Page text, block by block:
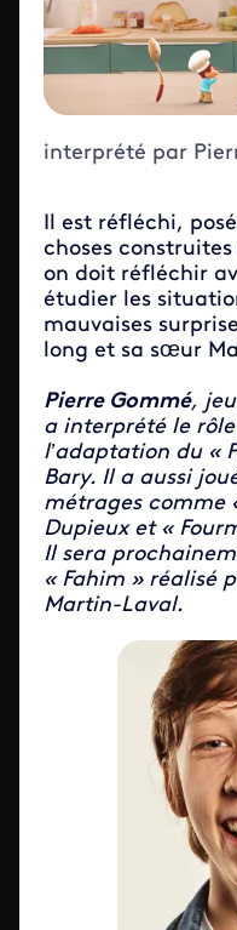
interprété par
Il est réfléchi,
choses
on doit réfléchir
étudier les
mauvaises
long et sa sœur
Pierre Gommé,
a interprété le
l’adaptation du «
Bary. Il a aussi
métrages comme
Dupieux et «
Il sera
« Fahim » réalisé
Martin-Laval.